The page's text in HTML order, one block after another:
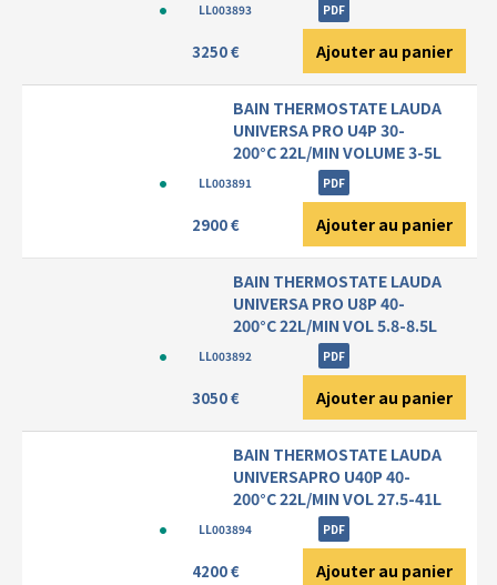
LL003893 PDF
3250 € Ajouter au panier
BAIN THERMOSTATE LAUDA
UNIVERSA PRO U4P 30-
200°C 22L/MIN VOLUME 3-5L
LL003891 PDF
2900 € Ajouter au panier
BAIN THERMOSTATE LAUDA
UNIVERSA PRO U8P 40-
200°C 22L/MIN VOL 5.8-8.5L
LL003892 PDF
3050 € Ajouter au panier
BAIN THERMOSTATE LAUDA
UNIVERSAPRO U40P 40-
200°C 22L/MIN VOL 27.5-41L
LL003894 PDF
4200 € Ajouter au panier